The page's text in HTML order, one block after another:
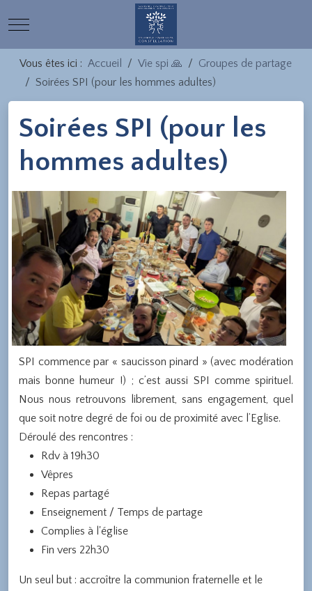
Mobile Menu Toggle
Vous êtes ici : Accueil Vie spi 🙏
Groupes de partage
Soirées SPI (pour les hommes adultes)
Soirées SPI (pour les
hommes adultes)
SPI commence par « saucisson pinard » (avec modération
mais bonne humeur !) ; c’est aussi SPI comme spirituel.
Nous nous retrouvons librement, sans engagement, quel
que soit notre degré de foi ou de proximité avec l’Eglise.
Déroulé des rencontres :
Rdv à 19h30
Vêpres
Repas partagé
Enseignement / Temps de partage
Complies à l'église
Fin vers 22h30
Un seul but : accroître la communion fraternelle et le